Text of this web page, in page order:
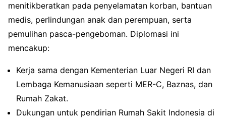
menitikberatkan pada penyelamatan korban, bantuan
medis, perlindungan anak dan perempuan, serta
pemulihan pasca-pengeboman. Diplomasi ini
mencakup:
Kerja sama dengan Kementerian Luar Negeri RI dan
Lembaga Kemanusiaan seperti MER-C, Baznas, dan
Rumah Zakat.
Dukungan untuk pendirian Rumah Sakit Indonesia di